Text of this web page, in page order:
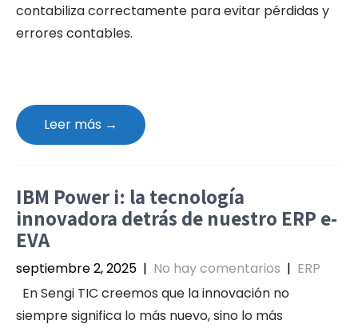
contabiliza correctamente para evitar pérdidas y
errores contables.
Leer más →
IBM Power i: la tecnología
innovadora detrás de nuestro ERP e-
EVA
septiembre 2, 2025 | No hay comentarios | ERP
En Sengi TIC creemos que la innovación no
siempre significa lo más nuevo, sino lo más